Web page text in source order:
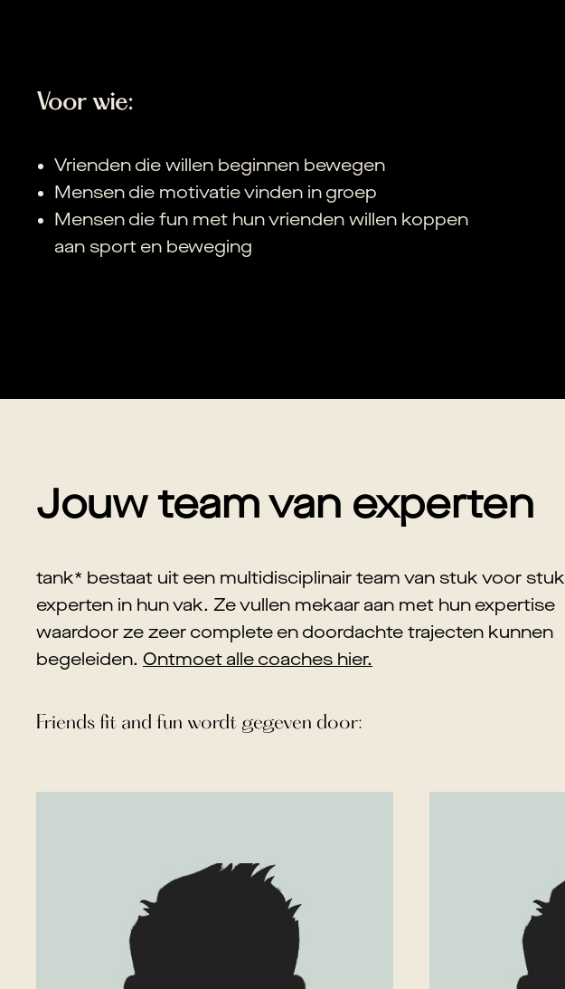
Voor wie:
Vrienden die willen beginnen bewegen
Mensen die motivatie vinden in groep
Mensen die fun met hun vrienden willen koppen
aan sport en beweging
Jouw team van experten
tank* bestaat uit een multidisciplinair team van stuk voor stuk
experten in hun vak. Ze vullen mekaar aan met hun expertise
waardoor ze zeer complete en doordachte trajecten kunnen
begeleiden. Ontmoet alle coaches hier.
Friends fit and fun wordt gegeven door: